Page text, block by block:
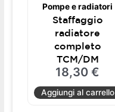
Pompe e radiatori
Staffaggio
radiatore
completo
TCM/DM
18,30€
Aggiungi al carrello